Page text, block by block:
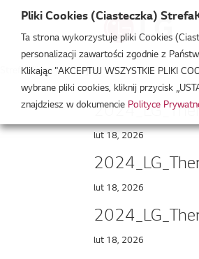
Strefa Klimatyzacji /jpg
lut 18, 2026
lut 18, 2026
lut 18, 2026
Pliki Cookies (Ciasteczka)
Ta strona wykorzystuje pliki Cookies
personalizacji zawartości zgodnie z
Klikając "AKCEPTUJ WSZYSTKIE PLIKI
wybrane pliki cookies, kliknij przycisk
znajdziesz w dokumencie Polityce